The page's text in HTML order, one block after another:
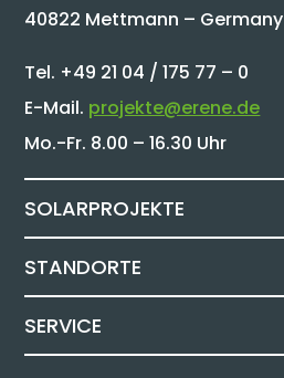
40822 Mettmann – Germany
Tel. +49 21 04 / 175 77 – 0
E-Mail. projekte@erene.de
Mo.-Fr. 8.00 – 16.30 Uhr
SOLARPROJEKTE
STANDORTE
SERVICE